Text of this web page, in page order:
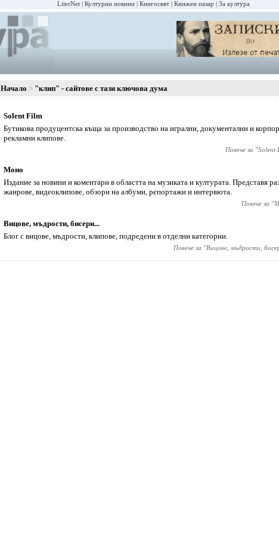
LiterNet Културни новини Книгосвят Книжен пазар За култура
Начало "клип" - сайтове с тази ключова дума
Solent Film
Бутикова продуцентска къща за производство на игрални, документални и
рекламни клипове.
Повече за "Solent
Моно
Издание за новини и коментари в областта на музиката и културата. Представя
жанрове, видеоклипове, обзори на албуми, репортажи и интервюта.
Повече за "
Вицове, мъдрости, бисери...
Блог с вицове, мъдрости, клипове, подредени в отделни категории.
Повече за "Вицове, мъдрости,